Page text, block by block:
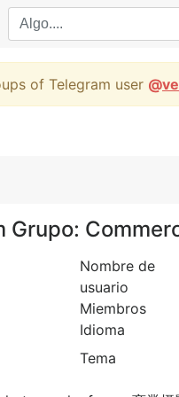
of Telegram user @
Grupo:
Nombre de
usuario
Miembros
Idioma
Tema